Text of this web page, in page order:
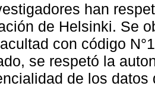
han
de Helsinki. Se
con código
se respetó la
de los